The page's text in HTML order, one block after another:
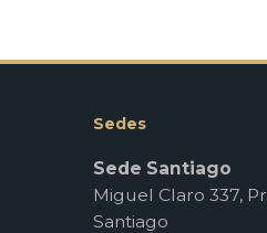
Sedes
Sede Santiago
Miguel Claro 337,
Santiago